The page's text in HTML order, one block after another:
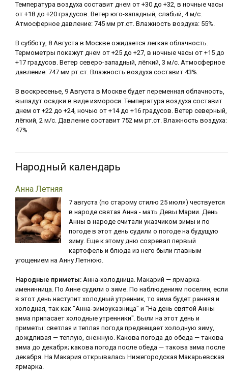
Температура воздуха составит днем от +30 до +32, в ночные часы
от +18 до +20 градусов. Ветер юго-западный, слабый, 4 м/с.
Атмосферное давление: 745 мм рт.ст. Влажность воздуха: 55%.
В субботу, 8 Августа в Москве ожидается легкая облачность.
Термометры покажут днем от +25 до +27, в ночные часы от +15 до
+17 градусов. Ветер северо-западный, лёгкий, 3 м/с. Атмосферное
давление: 747 мм рт.ст. Влажность воздуха составит 43%.
В воскресенье, 9 Августа в Москве будет переменная облачность,
выпадут осадки в виде измороси. Температура воздуха составит
днем от +22 до +24, ночью от +14 до +16 градусов. Ветер северный,
лёгкий, 2 м/с. Давление составит 752 мм рт.ст. Влажность воздуха:
47%.
Народный календарь
Анна Летняя
7 августа (по старому стилю 25 июля) чествуется
в народе святая Анна - мать Девы Марии. День
Анны в народе считали указчиком зимы и по
погоде в этот день судили о погоде на будущую
зиму. Еще к этому дню созревал первый
картофель и блюда из него были главным
угощением на Анну Летнюю.
Народные приметы: Анна-холодница. Макарий — ярмарка-
именинница. По Анне судили о зиме. По наблюдениям поселян, если
в этот день наступит холодный утренник, то зима будет ранняя и
холодная, так как "Анна-зимоуказница" и "На день святой Анны
зима припасает холодные утренники". Были на этот день и
приметы: светлая и теплая погода предвещает холодную зиму,
дождливая — теплую, снежную. Какова погода до обеда — такова
зима до декабря; какова погода после обеда — такова зима после
декабря. На Макария открывалась Нижегородская Макарьевская
ярмарка.